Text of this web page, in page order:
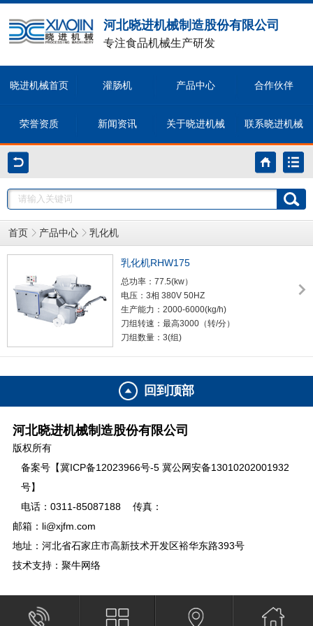
河北晓进机械制造股份有限公司
专注食品机械生产研发
晓进机械首页 灌肠机 产品中心 合作伙伴
荣誉资质 新闻资讯 关于晓进机械 联系晓进机械
首页 产品中心 乳化机
乳化机RHW175
总功率：77.5(kw）
电压：3相 380V 50HZ
生产能力：2000-6000(kg/h)
刀组转速：最高3000（转/分）
刀组数量：3(组)
外形尺寸：2600×1020×1820(mm)
回到顶部
河北晓进机械制造股份有限公司
版权所有
备案号【冀ICP备12023966号-5 冀公网安备13010202001932
号】
电话：0311-85087188
传真：
邮箱：li@xjfm.com
地址：河北省石家庄市高新技术开发区裕华东路393号
技术支持：聚牛网络